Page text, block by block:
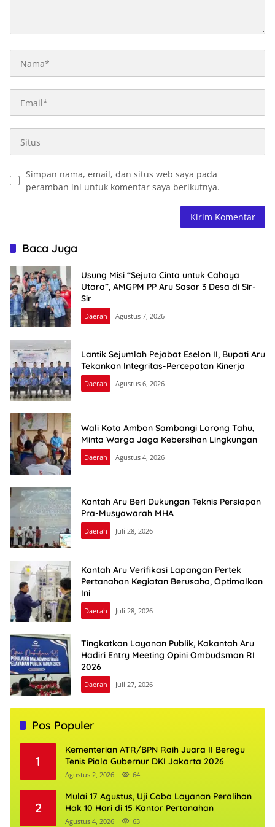
Simpan nama, email, dan situs web saya pada
peramban ini untuk komentar saya berikutnya.
Baca Juga
Usung Misi “Sejuta Cinta untuk Cahaya
Utara”, AMGPM PP Aru Sasar 3 Desa di Sir-
Sir
Daerah Agustus 7, 2026
Lantik Sejumlah Pejabat Eselon II, Bupati Aru
Tekankan Integritas-Percepatan Kinerja
Daerah Agustus 6, 2026
Wali Kota Ambon Sambangi Lorong Tahu,
Minta Warga Jaga Kebersihan Lingkungan
Daerah Agustus 4, 2026
Kantah Aru Beri Dukungan Teknis Persiapan
Pra-Musyawarah MHA
Daerah Juli 28, 2026
Kantah Aru Verifikasi Lapangan Pertek
Pertanahan Kegiatan Berusaha, Optimalkan
Ini
Daerah Juli 28, 2026
Tingkatkan Layanan Publik, Kakantah Aru
Hadiri Entry Meeting Opini Ombudsman RI
2026
Daerah Juli 27, 2026
Pos Populer
1
Kementerian ATR/BPN Raih Juara II Beregu
Tenis Piala Gubernur DKI Jakarta 2026
Agustus 2, 2026 64
2
Mulai 17 Agustus, Uji Coba Layanan Peralihan
Hak 10 Hari di 15 Kantor Pertanahan
Agustus 4, 2026 63